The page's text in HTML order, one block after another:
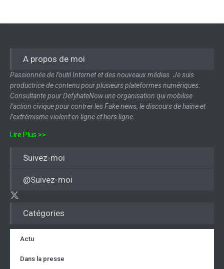
Catégories
Actu
Dans la presse
A propos de moi
Passionnée de l’outil Internet et des nouveaux médias. Je suis
productrice de contenu pour plusieurs plateformes numériques.
Consultante pour DefyhateNow une organisation qui mobilise
l’action civique pour contrer les Fake news, le discours de haine et
l’extrémisme violent en ligne et hors ligne.
Lire Plus >>
Suivez-moi
@Suivez-moi